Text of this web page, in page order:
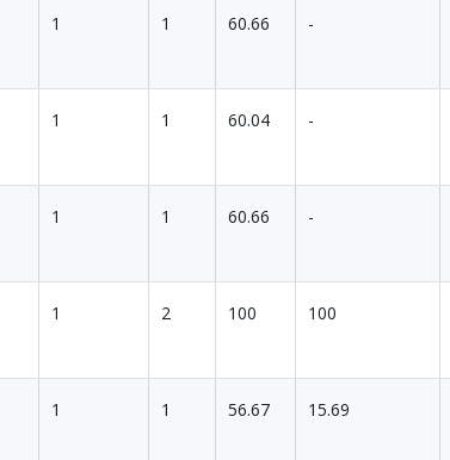
1 1 60.66 -
1 1 60.04 -
1 1 60.66 -
1 2 100 100
1 1 56.67 15.69